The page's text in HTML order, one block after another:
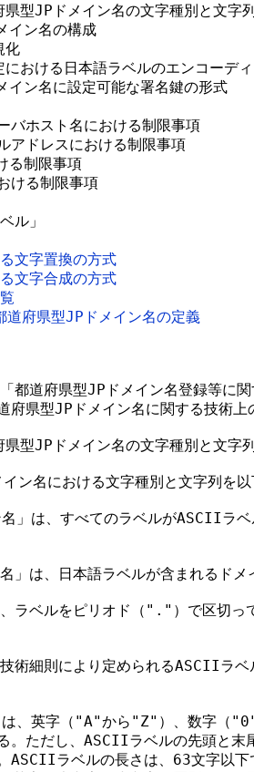
県型JPドメイン名の文字種別と文字
イン名の構成
化
おける日本語ラベルのエンコーデ
イン名に設定可能な署名鍵の形式
ホスト名における制限事項
ドレスにおける制限事項
制限事項
ける制限事項
文字置換の方式
文字合成の方式
府県型JPドメイン名の定義
都道府県型JPドメイン名登録等に
府県型JPドメイン名に関する技術上
県型JPドメイン名の文字種別と文字
ン名における文字種別と文字列を
」は、すべてのラベルがASCIIラベ
」は、日本語ラベルが含まれるドメ
ラベルをピリオド（"."）で区切っ
術細則により定められるASCIIラベ
、英字（"A"から"Z"）、数字（
。ただし、ASCIIラベルの先頭と末
ASCIIラベルの長さは、63文字以下